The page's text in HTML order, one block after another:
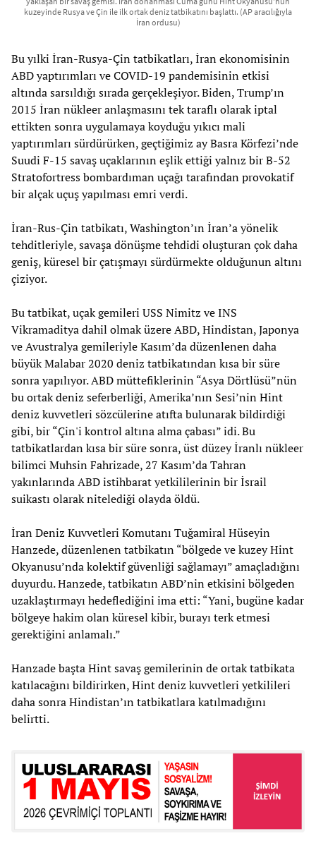
kuzeyinde Rusya ve Çin ile ilk ortak deniz tatbikatını başlattı. (AP aracılığıyla
İran ordusu)
Bu yılki İran-Rusya-Çin tatbikatları, İran ekonomisinin
ABD yaptırımları ve COVID-19 pandemisinin etkisi
altında sarsıldığı sırada gerçekleşiyor. Biden, Trump’ın
2015 İran nükleer anlaşmasını tek taraflı olarak iptal
ettikten sonra uygulamaya koyduğu yıkıcı mali
yaptırımları sürdürürken, geçtiğimiz ay Basra Körfezi’nde
Suudi F-15 savaş uçaklarının eşlik ettiği yalnız bir B-52
Stratofortress bombardıman uçağı tarafından provokatif
bir alçak uçuş yapılması emri verdi.
İran-Rus-Çin tatbikatı, Washington’ın İran’a yönelik
tehditleriyle, savaşa dönüşme tehdidi oluşturan çok daha
geniş, küresel bir çatışmayı sürdürmekte olduğunun altını
çiziyor.
Bu tatbikat, uçak gemileri USS Nimitz ve INS
Vikramaditya dahil olmak üzere ABD, Hindistan, Japonya
ve Avustralya gemileriyle Kasım’da düzenlenen daha
büyük Malabar 2020 deniz tatbikatından kısa bir süre
sonra yapılıyor. ABD müttefiklerinin “Asya Dörtlüsü”nün
bu ortak deniz seferberliği, Amerika’nın Sesi’nin Hint
deniz kuvvetleri sözcülerine atıfta bulunarak bildirdiği
gibi, bir “Çin'i kontrol altına alma çabası” idi. Bu
tatbikatlardan kısa bir süre sonra, üst düzey İranlı nükleer
bilimci Muhsin Fahrizade, 27 Kasım’da Tahran
yakınlarında ABD istihbarat yetkililerinin bir İsrail
suikastı olarak nitelediği olayda öldü.
İran Deniz Kuvvetleri Komutanı Tuğamiral Hüseyin
Hanzede, düzenlenen tatbikatın “bölgede ve kuzey Hint
Okyanusu’nda kolektif güvenliği sağlamayı” amaçladığını
duyurdu. Hanzede, tatbikatın ABD’nin etkisini bölgeden
uzaklaştırmayı hedeflediğini ima etti: “Yani, bugüne kadar
bölgeye hakim olan küresel kibir, burayı terk etmesi
gerektiğini anlamalı.”
Hanzade başta Hint savaş gemilerinin de ortak tatbikata
katılacağını bildirirken, Hint deniz kuvvetleri yetkilileri
daha sonra Hindistan’ın tatbikatlara katılmadığını
belirtti.